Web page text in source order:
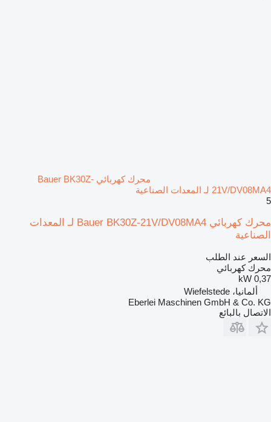
محرك كهربائي Bauer BK30Z-
21V/DV08MA4 لـ المعدات الصناعية
5
محرك كهربائي Bauer BK30Z-21V/DV08MA4 لـ المعدات
الصناعية
السعر عند الطلب
محرك كهربائي
0,37 kW
ألمانيا، Wiefelstede
Eberlei Maschinen GmbH & Co. KG
الاتصال بالبائع